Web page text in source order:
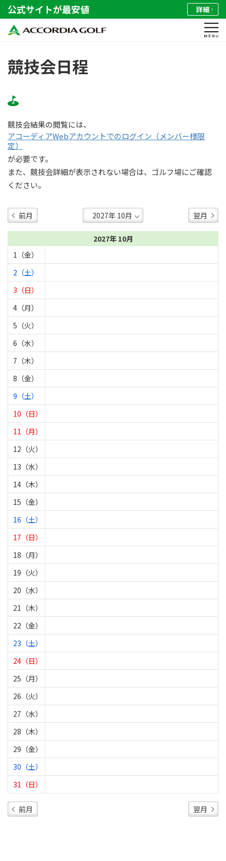
公式サイトが最安値 詳細
競技会日程
競技会結果の閲覧には、
アコーディアWebアカウントでのログイン（メンバー様限
定）
が必要です。
また、競技会詳細が表示されない場合は、ゴルフ場にご確認
ください。
前月 翌月
2027年 10月
1（金）
2（土）
3（日）
4（月）
5（火）
6（水）
7（木）
8（金）
9（土）
10（日）
11（月）
12（火）
13（水）
14（木）
15（金）
16（土）
17（日）
18（月）
19（火）
20（水）
21（木）
22（金）
23（土）
24（日）
25（月）
26（火）
27（水）
28（木）
29（金）
30（土）
31（日）
前月 翌月